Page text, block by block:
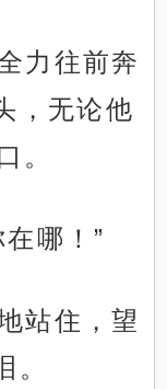
力往前奔
，无论他
。
哪！”
站住，望
。